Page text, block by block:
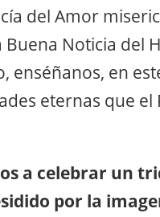
del Amor
Buena Noticia del
enséñanos, en
eternas que el
a celebrar un
por la